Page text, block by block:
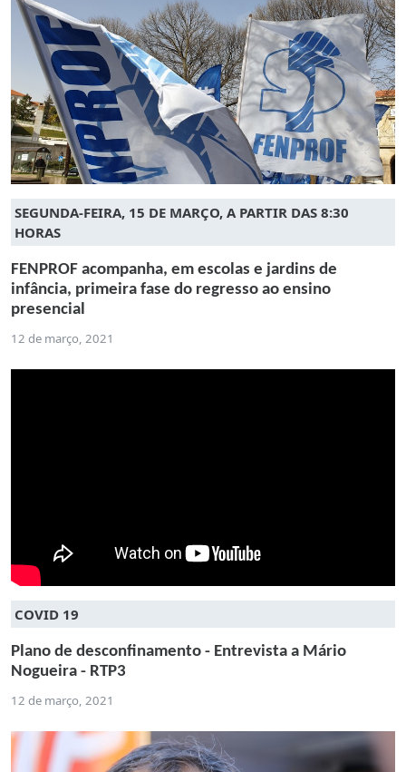
SEGUNDA-FEIRA, 15 DE MARÇO, A PARTIR DAS 8:30
HORAS
FENPROF acompanha, em escolas e jardins de
infância, primeira fase do regresso ao ensino
presencial
12 de março, 2021
COVID 19
Plano de desconfinamento - Entrevista a Mário
Nogueira - RTP3
12 de março, 2021